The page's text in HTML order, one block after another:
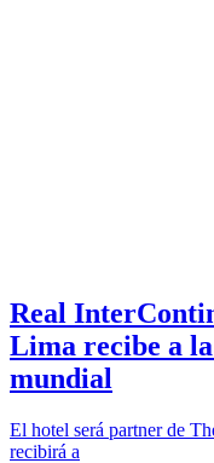
Real
Lima recibe a
mundial
El hotel será partner de
recibirá a